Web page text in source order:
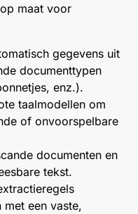
maat voor
gegevens uit
documenttypen
enz.).
taalmodellen om
of onvoorspelbare
documenten en
tekst.
een vaste,